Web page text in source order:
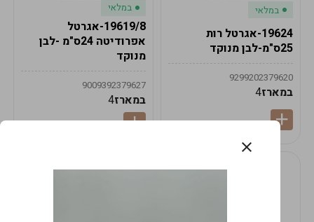
במלאי
19624-אגרטל רות
25ס"מ-לבן מנוקד
9299202379620
במארז4
במלאי
19619/8-אגרטל
אפרודיטה 24ס"מ -לבן
מנוקד
9009392379627
במארז4